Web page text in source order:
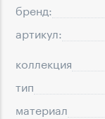
бренд:
артикул:
коллекция
тип
материал